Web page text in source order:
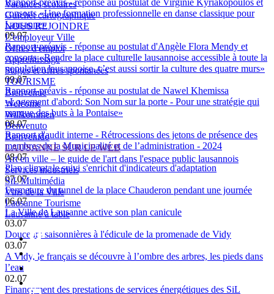
Rapport-préavis - réponse au postulat de Virginie Kyriakopoulos et
consorts «Une formation professionnelle en danse classique pour
Lausanne»
09.07
Rapport-préavis - réponse au postulat d'Angèle Flora Mendy et
consorts «Rendre la place culturelle lausannoise accessible à toute la
population lausannoise, c’est aussi sortir la culture des quatre murs»
09.07
Rapport-préavis - réponse au postulat de Nawel Khemissa
«Logement d'abord: Son Nom sur la porte - Pour une stratégie qui
marque des buts à la Pontaise»
08.07
Rapport d'audit interne - Rétrocessions des jetons de présence des
membres de la Municipalité et de l’administration - 2024
08.07
Plan climat: le suivi s'enrichit d'indicateurs d'adaptation
07.07
Fermeture du tunnel de la place Chauderon pendant une journée
06.07
La Ville de Lausanne active son plan canicule
03.07
Douceurs saisonnières à l'édicule de la promenade de Vidy
03.07
A Vidy, le français se découvre à l’ombre des arbres, les pieds dans
l’eau
02.07
Financement des prestations de services énergétiques des SiL
Vacances scolaires
Guichet cartographique
NOUS REJOINDRE
L'employeur Ville
Offres d'emploi
Apprentissage
Stages et offres spontanées
TOURISME
Bienvenue
Welcome
Willkommen
Benvenuto
Bienvenido
LAUSANNE SUR LE WEB
Art en ville – le guide de l'art dans l'espace public lausannois
Services industriels
SiL Multimédia
Vins de la Ville
Lausanne Tourisme
Lausanne à table